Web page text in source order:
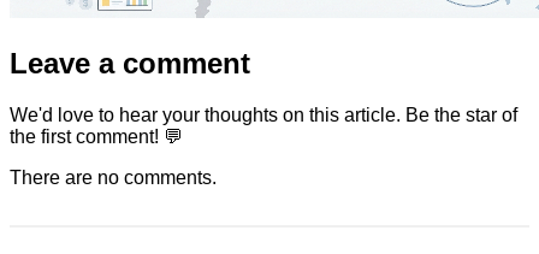
Leave a comment
We'd love to hear your thoughts on this article. Be the star of
the first comment! 💬
There are no comments.